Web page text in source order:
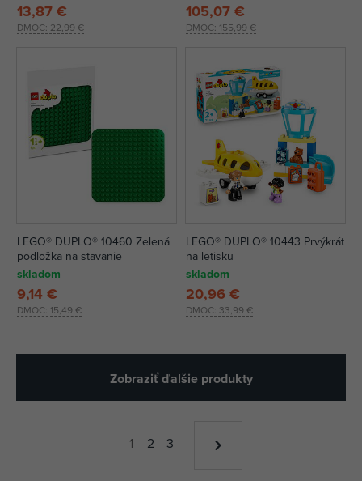
DMOC: 22,99 €
13,87 €
DMOC: 155,99 €
105,07 €
LEGO® DUPLO® 10460 Zelená
podložka na stavanie
skladom
DMOC: 15,49 €
9,14 €
LEGO® DUPLO® 10443 Prvýkrát
na letisku
skladom
DMOC: 33,99 €
20,96 €
Zobraziť ďalšie produkty
1 2 3